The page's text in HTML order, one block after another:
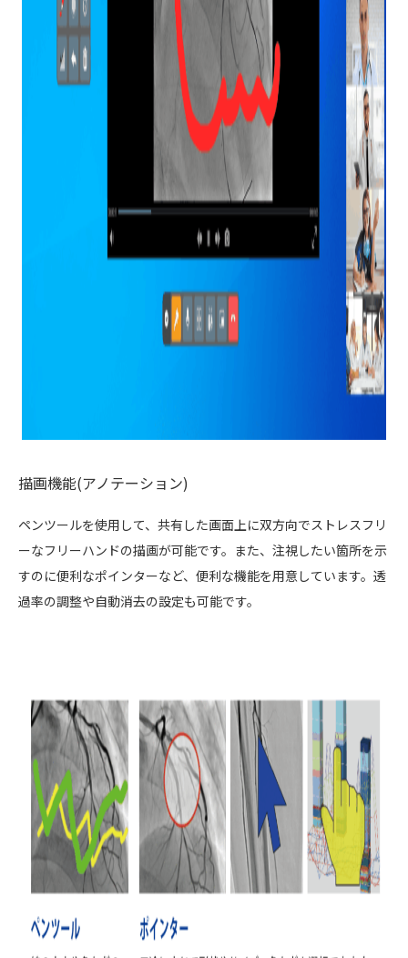
描画機能(アノテーション)
ペンツールを使用して、共有した画面上に双方向でストレスフリ
ーなフリーハンドの描画が可能です。また、注視したい箇所を示
すのに便利なポインターなど、便利な機能を用意しています。透
過率の調整や自動消去の設定も可能です。